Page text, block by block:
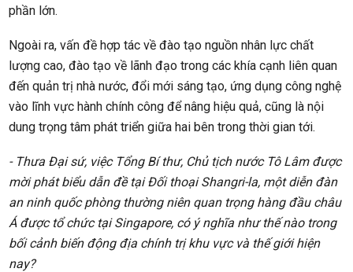
phần lớn.
Ngoài ra, vấn đề hợp tác về đào tạo nguồn nhân lực chất
lượng cao, đào tạo về lãnh đạo trong các khía cạnh liên quan
đến quản trị nhà nước, đổi mới sáng tạo, ứng dụng công nghệ
vào lĩnh vực hành chính công để nâng hiệu quả, cũng là nội
dung trọng tâm phát triển giữa hai bên trong thời gian tới.
- Thưa Đại sứ, việc Tổng Bí thư, Chủ tịch nước Tô Lâm được
mời phát biểu dẫn đề tại Đối thoại Shangri-la, một diễn đàn
an ninh quốc phòng thường niên quan trọng hàng đầu châu
Á được tổ chức tại Singapore, có ý nghĩa như thế nào trong
bối cảnh biến động địa chính trị khu vực và thế giới hiện
nay?